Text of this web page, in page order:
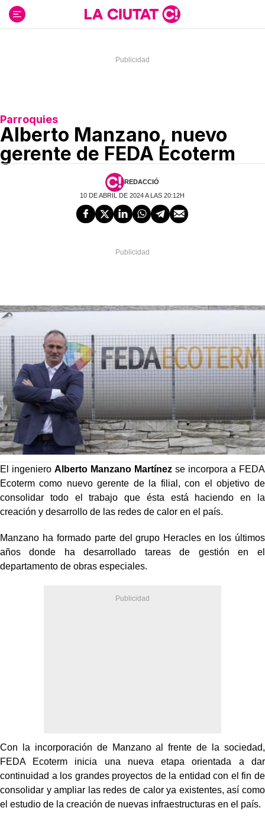
contenido
Parroquies
Alberto Manzano, nuevo
gerente de FEDA Ecoterm
REDACCIÓ
10 DE ABRIL DE 2024 A LAS 20:12H
El ingeniero Alberto Manzano Martínezse incorpora a FEDA
Ecoterm como nuevo gerente de la filial, con el objetivo de
consolidar todo el trabajo que ésta está haciendo en la
creación y desarrollo de las redes de calor en el país.
Manzano ha formado parte del grupo Heracles en los últimos
años donde ha desarrollado tareas de gestión en el
departamento de obras especiales.
Con la incorporación de Manzano al frente de la sociedad,
FEDA Ecoterm inicia una nueva etapa orientada a dar
continuidad a los grandes proyectos de la entidad con el fin de
consolidar y ampliar las redes de calor ya existentes, así como
el estudio de la creación de nuevas infraestructuras en el país.